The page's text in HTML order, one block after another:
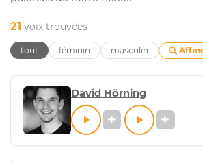
21 voix trouvées
tout féminin masculin
David Hörning